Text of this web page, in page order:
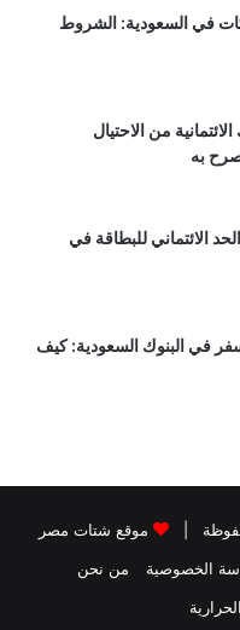
في السعودية: الشروط
من الاحتيال
به
الائتماني للبطاقة في
في البنوك السعودية: كيف
موقع شتات مصر
الخصوصية
من نحن